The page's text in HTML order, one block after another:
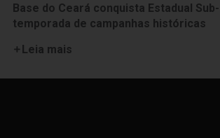
Base do Ceará conquista Estadual
temporada de campanhas históricas
Leia mais